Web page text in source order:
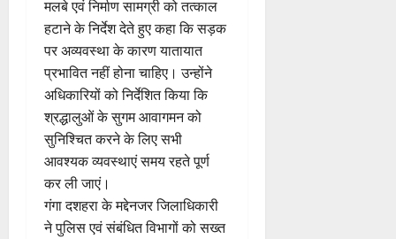
मलबे एवं निर्माण सामग्री को तत्काल
हटाने के निर्देश देते हुए कहा कि सड़क
पर अव्यवस्था के कारण यातायात
प्रभावित नहीं होना चाहिए। उन्होंने
अधिकारियों को निर्देशित किया कि
श्रद्धालुओं के सुगम आवागमन को
सुनिश्चित करने के लिए सभी
आवश्यक व्यवस्थाएं समय रहते पूर्ण
कर ली जाएं।
गंगा दशहरा के मद्देनजर जिलाधिकारी
ने पुलिस एवं संबंधित विभागों को सख्त